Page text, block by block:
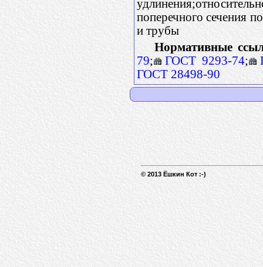
поперечного сечения
и трубы
Нормативные
79; ГОСТ 9293-74;
ГОСТ 28498-90
© 2013 Ёшкин Кот :-)